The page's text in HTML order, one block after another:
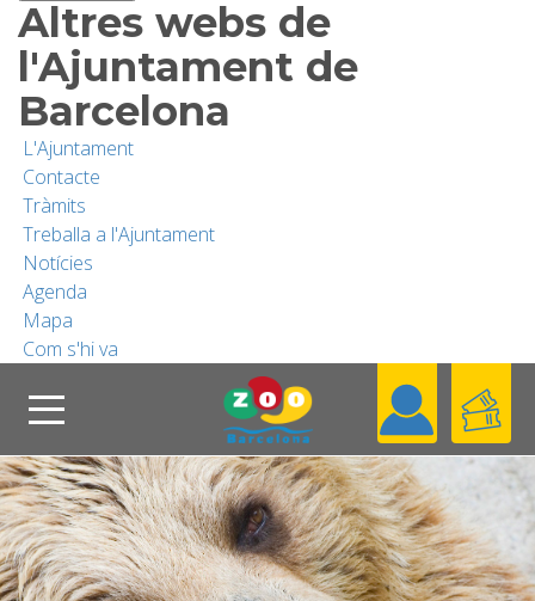
Altres webs de
l'Ajuntament de
Barcelona
L'Ajuntament
Contacte
Tràmits
Treballa a l'Ajuntament
Notícies
Agenda
Mapa
Com s'hi va
ESCOLES
RECERCA I CONSERVACIÓ
SOSTENIBILITAT
COL·LABORA
FUNDACIÓ
Cerca
Header
CA
Coneix el Zoo
Blog